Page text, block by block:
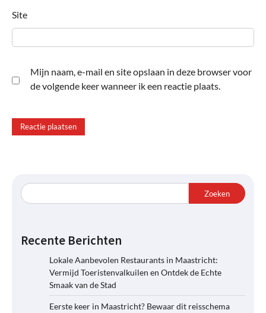
Site
Mijn naam, e-mail en site opslaan in deze browser voor
de volgende keer wanneer ik een reactie plaats.
Zoeken
Recente Berichten
Lokale Aanbevolen Restaurants in Maastricht:
Vermijd Toeristenvalkuilen en Ontdek de Echte
Smaak van de Stad
Eerste keer in Maastricht? Bewaar dit reisschema